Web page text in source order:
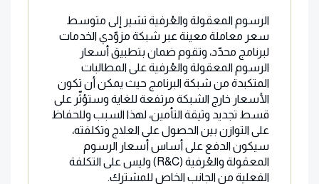
الرسوم المعقولة والعُرفية تشير إلى متوسط
سعر معاملة معينة عبر شبكة مزوّدي الخدمات
لبرنامج محدّد، وتقوم ضمان بتطبيق أسعار
الرسوم المعقولة والعُرفية على المطالبات
المتكبدة من شبكة البرنامج حيث يمكن أن تكون
الأسعار خارج الشبكة مرتفعة للغاية وستؤثّر على
قسط تجديد وثيقة التأمين، لهذا السبب وللحفاظ
على التوازن بين الحصول على العلاج وتكلفته،
سيكون الدفع على أساس أسعار الرسوم
المعقولة والعُرفية (R&C) وليس على التكلفة
الفعلية من الجانب الخاص للمشترك.